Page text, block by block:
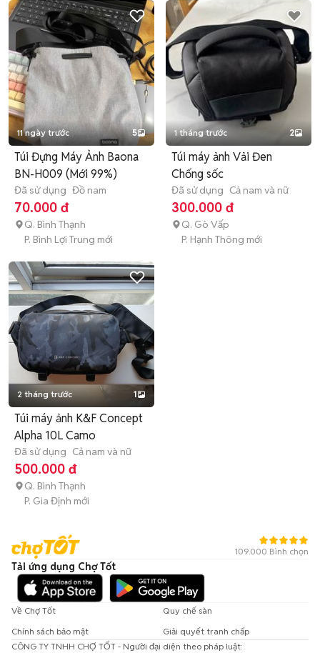
11 ngày trước 5
Túi Đựng Máy Ảnh Baona
BN-H009 (Mới 99%)
Đã sử dụng Đồ nam
70.000 đ
Q. Bình Thạnh
P. Bình Lợi Trung mới
1 tháng trước 2
Túi máy ảnh Vải Đen
Chống sốc
Đã sử dụng Cả nam và nữ
300.000 đ
Q. Gò Vấp
P. Hạnh Thông mới
2 tháng trước 1
Túi máy ảnh K&F Concept
Alpha 10L Camo
Đã sử dụng Cả nam và nữ
500.000 đ
Q. Bình Thạnh
P. Gia Định mới
109.000 Bình chọn
Tải ứng dụng Chợ Tốt
Về Chợ Tốt
Quy chế sàn
Chính sách bảo mật
Giải quyết tranh chấp
CÔNG TY TNHH CHỢ TỐT - Người đại diện theo pháp luật: